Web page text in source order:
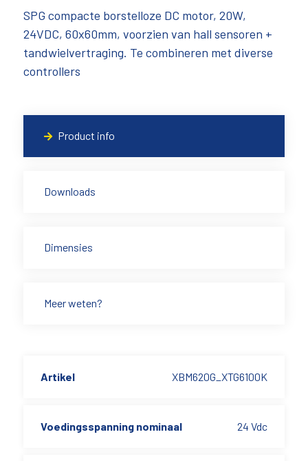
SPG compacte borstelloze DC motor, 20W,
24VDC, 60x60mm, voorzien van hall sensoren +
tandwielvertraging. Te combineren met diverse
controllers
Product info
Downloads
Dimensies
Meer weten?
Artikel XBM620G_XTG6100K
Voedingsspanning nominaal 24 Vdc